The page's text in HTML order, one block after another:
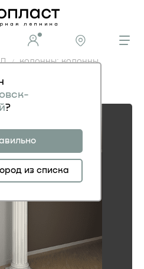
?
из списка
колонны: колонны